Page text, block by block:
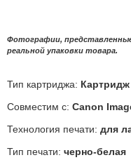
Фотографии,
реальной упаковки товара.
Тип картриджа: Картридж
Совместим с: Canon
Технология печати: для
Тип печати: черно-белая